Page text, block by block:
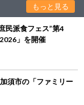
もっと見る
民派食フェス”第4
」を開催
須市の「ファミリー